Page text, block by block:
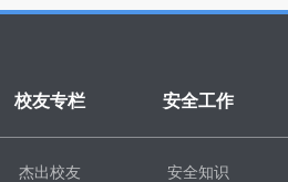
校友专栏
杰出校友
安全工作
安全知识